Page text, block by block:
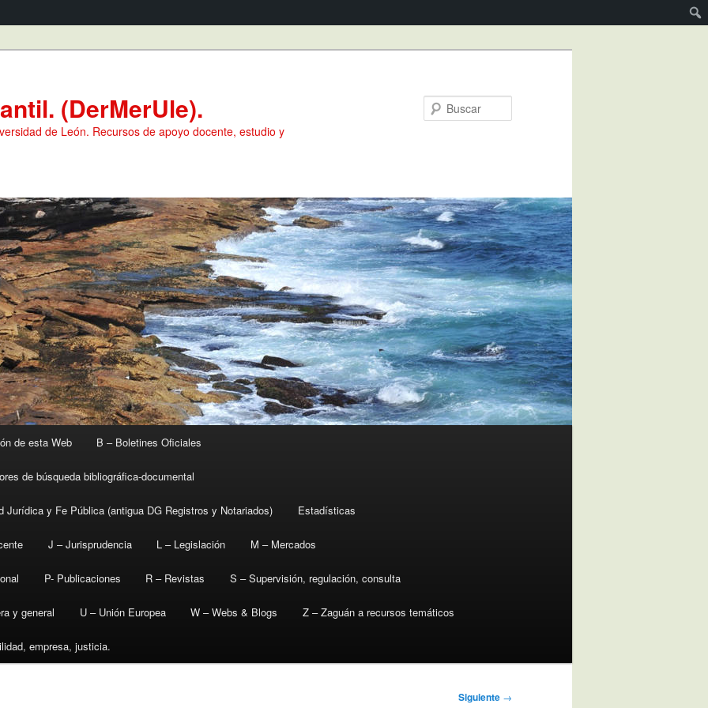
(DerMerUle).
de León. Recursos de apoyo docente, estudio y
de esta Web B – Boletines Oficiales
de búsqueda bibliográfica-documental
Jurídica y Fe Pública (antigua DG Registros y Notariados) Estadísticas
J – Jurisprudencia L – Legislación M – Mercados
P- Publicaciones R – Revistas S – Supervisión, regulación, consulta
y general U – Unión Europea W – Webs & Blogs Z – Zaguán a recursos temáticos
empresa, justicia.
Siguiente →